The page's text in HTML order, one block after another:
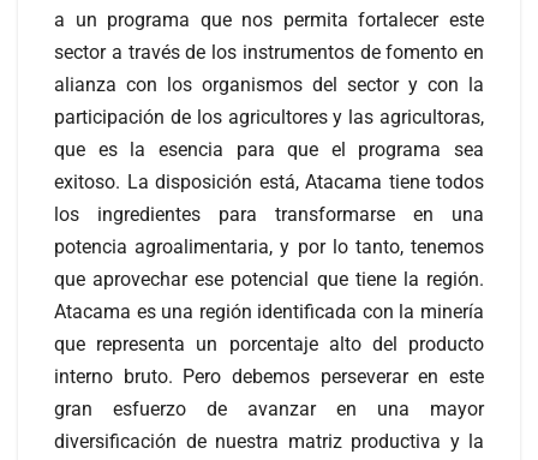
a un programa que nos permita fortalecer este
sector a través de los instrumentos de fomento en
alianza con los organismos del sector y con la
participación de los agricultores y las agricultoras,
que es la esencia para que el programa sea
exitoso. La disposición está, Atacama tiene todos
los ingredientes para transformarse en una
potencia agroalimentaria, y por lo tanto, tenemos
que aprovechar ese potencial que tiene la región.
Atacama es una región identificada con la minería
que representa un porcentaje alto del producto
interno bruto. Pero debemos perseverar en este
gran esfuerzo de avanzar en una mayor
diversificación de nuestra matriz productiva y la